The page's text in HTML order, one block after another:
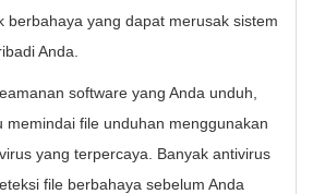
berbahaya yang dapat merusak sistem
Anda.
software yang Anda unduh,
memindai file unduhan menggunakan
yang terpercaya. Banyak antivirus
file berbahaya sebelum Anda